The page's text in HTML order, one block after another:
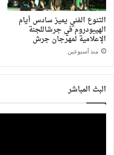
التنوع الفني يميز سادس أيام
الهيبودروم في جرشاللجنة
الإعلامية لمهرجان جرش
منذ أسبوعين
البث المباشر